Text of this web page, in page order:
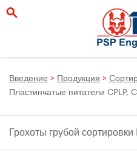
Введение > Продукция >
Пластинчатые питатели CPLP,
Грохоты грубой сортировки